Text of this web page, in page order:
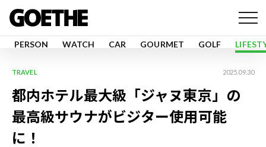
PERSON WATCH CAR GOURMET GOLF
TRAVEL 2025.09.30
都内ホテル最大級「ジャヌ東京」の
最高級サウナがビジター使用可能
に！